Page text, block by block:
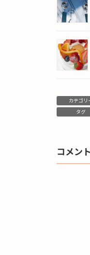
カテゴリ
タグ
コメン